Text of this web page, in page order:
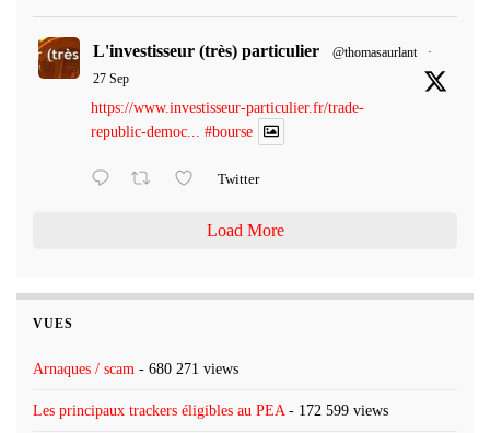
L'investisseur (très) particulier @thomasaurlant
·
27 Sep
https://www.investisseur-particulier.fr/trade-
republic-democ...
#bourse
Twitter
Load More
VUES
Arnaques / scam - 680 271 views
Les principaux trackers éligibles au PEA- 172 599 views